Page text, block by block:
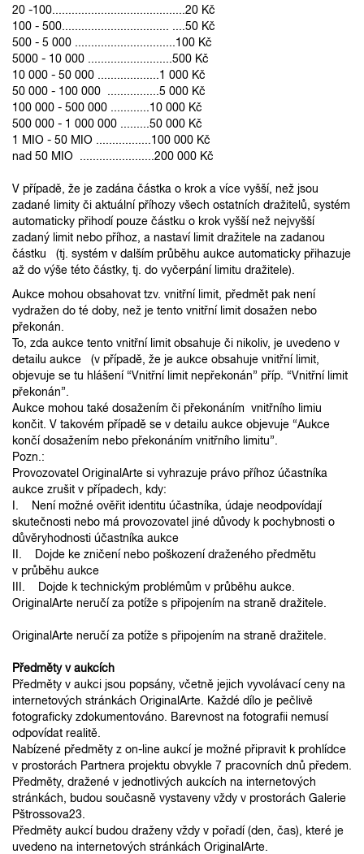
20 -100.........................................20 Kč
100 - 500................................. ....50 Kč
500 - 5 000 ...............................100 Kč
5000 - 10 000 ..........................500 Kč
10 000 - 50 000 ...................1 000 Kč
50 000 - 100 000 ................5 000 Kč
100 000 - 500 000 ............10 000 Kč
500 000 - 1 000 000 .........50 000 Kč
1 MIO - 50 MIO .................100 000 Kč
nad 50 MIO .......................200 000 Kč
V případě, že je zadána částka o krok a více vyšší, než jsou
zadané limity či aktuální příhozy všech ostatních dražitelů, systém
automaticky přihodí pouze částku o krok vyšší než nejvyšší
zadaný limit nebo příhoz, a nastaví limit dražitele na zadanou
částku (tj. systém v dalším průběhu aukce automaticky přihazuje
až do výše této částky, tj. do vyčerpání limitu dražitele).
Aukce mohou obsahovat tzv. vnitřní limit, předmět pak není
vydražen do té doby, než je tento vnitřní limit dosažen nebo
překonán.
To, zda aukce tento vnitřní limit obsahuje či nikoliv, je uvedeno v
detailu aukce (v případě, že je aukce obsahuje vnitřní limit,
objevuje se tu hlášení “Vnitřní limit nepřekonán” příp. “Vnitřní limit
překonán”.
Aukce mohou také dosažením či překonáním vnitřního limiu
končit. V takovém případě se v detailu aukce objevuje “Aukce
končí dosažením nebo překonáním vnitřního limitu”.
Pozn.:
Provozovatel OriginalArte si vyhrazuje právo příhoz účastníka
aukce zrušit v případech, kdy:
I. Není možné ověřit identitu účastníka, údaje neodpovídají
skutečnosti nebo má provozovatel jiné důvody k pochybnosti o
důvěryhodnosti účastníka aukce
II. Dojde ke zničení nebo poškození draženého předmětu
v průběhu aukce
III. Dojde k technickým problémům v průběhu aukce.
OriginalArte neručí za potíže s připojením na straně dražitele.
OriginalArte neručí za potíže s připojením na straně dražitele.
Předměty v aukcích
Předměty v aukci jsou popsány, včetně jejich vyvolávací ceny na
internetových stránkách OriginalArte. Každé dílo je pečlivě
fotograficky zdokumentováno. Barevnost na fotografii nemusí
odpovídat realitě.
Nabízené předměty z on-line aukcí je možné připravit k prohlídce
v prostorách Partnera projektu obvykle 7 pracovních dnů předem.
Předměty, dražené v jednotlivých aukcích na internetových
stránkách, budou současně vystaveny vždy v prostorách Galerie
Pštrossova23.
Předměty aukcí budou draženy vždy v pořadí (den, čas), které je
uvedeno na internetových stránkách OriginalArte.